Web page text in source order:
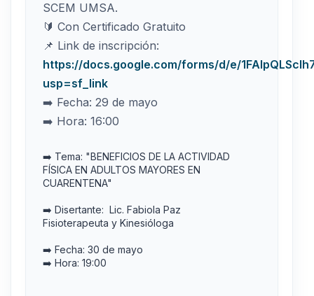
SCEM UMSA.
🔰 Con Certificado Gratuito
📌 Link de inscripción:
https://docs.google.com/forms/d/e/
usp=sf_link
➡️ Fecha: 29 de mayo
➡️ Hora: 16:00
➡️ Tema: "BENEFICIOS DE LA ACTIVIDAD
FÍSICA EN ADULTOS MAYORES EN
CUARENTENA"
➡️ Disertante: Lic. Fabiola Paz
Fisioterapeuta y Kinesióloga
➡️ Fecha: 30 de mayo
➡️ Hora: 19:00